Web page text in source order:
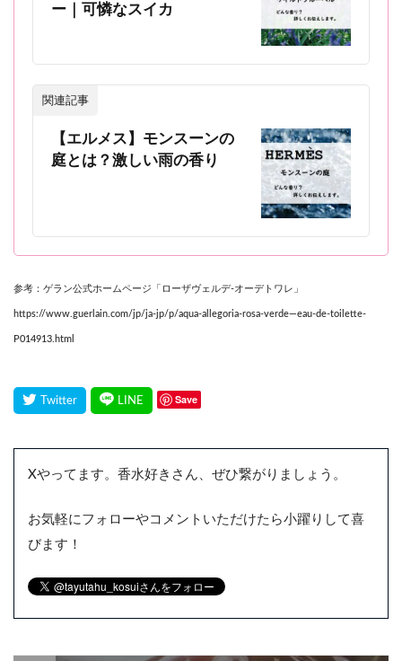
ー｜可憐なスイカ
関連記事
【エルメス】モンスーンの
庭とは？激しい雨の香り
参考：ゲラン公式ホームページ「ローザヴェルデ-オーデトワレ」
https://www.guerlain.com/jp/ja-jp/p/aqua-allegoria-rosa-verde—eau-de-toilette-
P014913.html
Save
Xやってます。香水好きさん、ぜひ繋がりましょう。
お気軽にフォローやコメントいただけたら小躍りして喜
びます！